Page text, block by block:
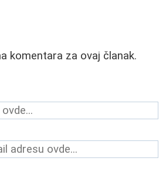
komentara za ovaj članak.